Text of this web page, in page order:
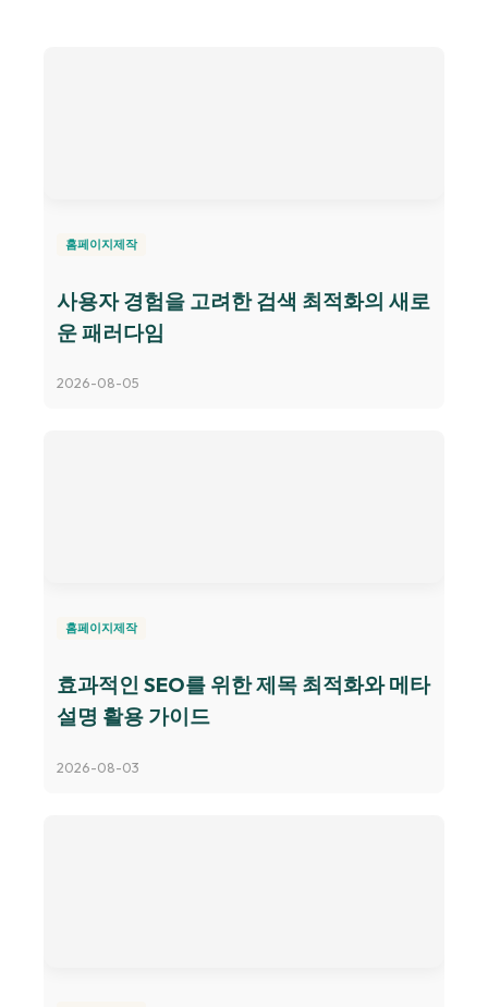
홈페이지제작
사용자 경험을 고려한 검색 최적화의 새로
운 패러다임
2026-08-05
홈페이지제작
효과적인 SEO를 위한 제목 최적화와 메타
설명 활용 가이드
2026-08-03